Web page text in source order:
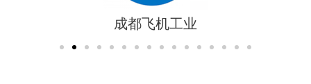
成都飞机工业